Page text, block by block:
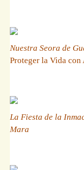
Nuestra Seora de
Proteger la Vida
La Fiesta de la
Mara